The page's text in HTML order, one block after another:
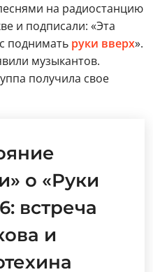
на радиостанцию
и подписали: «Эта
поднимать руки вверх».
музыкантов.
получила свое
о «Руки
встреча
и